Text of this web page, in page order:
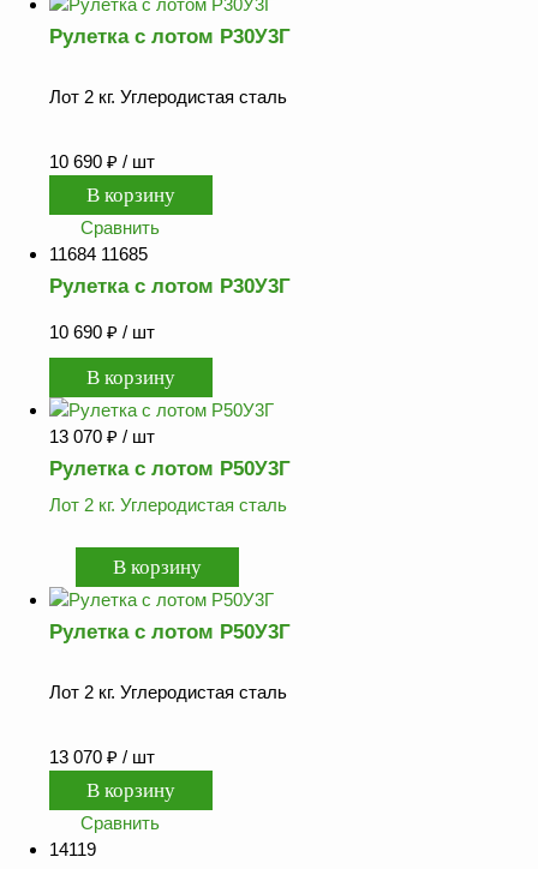
Рулетка с лотом Р30У3Г
Лот 2 кг. Углеродистая сталь
10 690 ₽ / шт
Сравнить
11684 11685
Рулетка с лотом Р30У3Г
10 690 ₽ / шт
13 070 ₽ / шт
Рулетка с лотом Р50У3Г
Лот 2 кг. Углеродистая сталь
Рулетка с лотом Р50У3Г
Лот 2 кг. Углеродистая сталь
13 070 ₽ / шт
Сравнить
14119